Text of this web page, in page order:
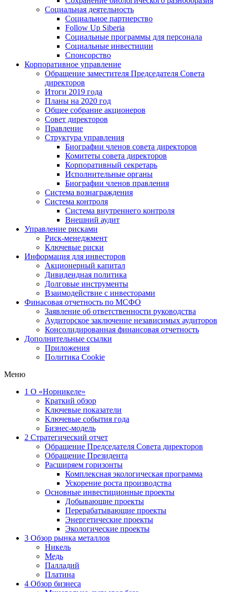
Социальная деятельность
Социальное партнерство
Follow Up Siberia
Социальные программы для персонала
Социальные инвестиции
Спонсорство
Корпоративное управление
Обращение заместителя Председателя Совета
директоров
Итоги 2019 года
Планы на 2020 год
Общее собрание акционеров
Совет директоров
Правление
Структура управления
Биографии членов совета директоров
Комитеты совета директоров
Корпоративный секретарь
Исполнительные органы
Биографии членов правления
Система вознаграждения
Система контроля
Система внутреннего контроля
Внешний аудит
Управление рисками
Риск-менеджмент
Ключевые риски
Информация для инвесторов
Акционерный капитал
Дивидендная политика
Долговые инструменты
Взаимодействие с инвеcторами
Финасовая отчетность по МСФО
Заявление об ответственности руководства
Аудиторское заключение независимых аудиторов
Консолидированная финансовая отчетность
Дополнительные ссылки
Приложения
Политика Cookie
Меню
1 О «Норникеле»
Краткий обзор
Ключевые показатели
Ключевые события года
Бизнес-модель
2 Стратегический отчет
Обращение Председателя Совета директоров
Обращение Президента
Расширяем горизонты
Комплексная экологическая программа
Ускорение роста производства
Основные инвестиционные проекты
Добывающие проекты
Перерабатывающие проекты
Энергетические проекты
Экологические проекты
3 Обзор рынка металлов
Никель
Медь
Палладий
Платина
4 Обзор бизнеса